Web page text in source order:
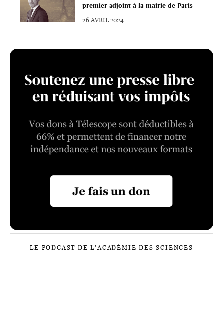
premier adjoint à la mairie de Paris
26 AVRIL 2024
LE PODCAST DE L’ACADÉMIE DES SCIENCES